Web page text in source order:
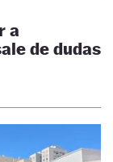
a
de dudas